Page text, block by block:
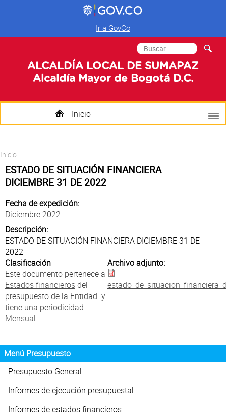
Ir a GovCo
ALCALDÍA LOCAL DE SUMAPAZ
Alcaldía Mayor de Bogotá D.C.
Formulario de
búsqueda
Buscar
Inicio
Mi Localidad
Participa
Usted está aquí
Inicio
ESTADO DE SITUACIÓN FINANCIERA
DICIEMBRE 31 DE 2022
Fecha de expedición:
Diciembre 2022
Descripción:
ESTADO DE SITUACIÓN FINANCIERA DICIEMBRE 31 DE
2022
Clasificación
Este documento pertenece a
Estados financierosdel
presupuesto de la Entidad. y
tiene una periodicidad
Mensual
Archivo adjunto:
Menú Presupuesto
Presupuesto General
Informes de ejecución presupuestal
Informes de estados financieros